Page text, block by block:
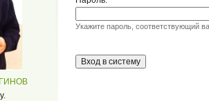
Укажите пароль, соответствующий